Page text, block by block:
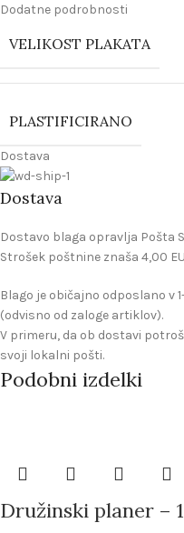
Dodatne podrobnosti
VELIKOST PLAKATA
PLASTIFICIRANO
Dostava
Dostava
Dostavo blaga opravlja Pošta
Strošek poštnine znaša 4,00
Blago je običajno odposlano v
(odvisno od zaloge artiklov).
V primeru, da ob dostavi
svoji lokalni pošti.
Podobni izdelki
Družinski planer –